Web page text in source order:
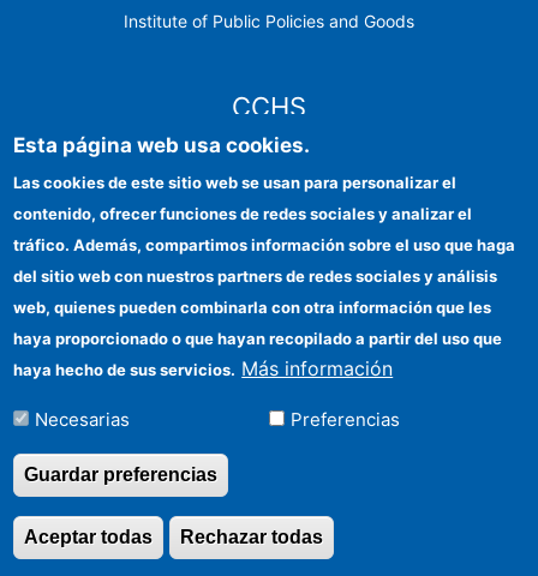
Institute of Public Policies and Goods
CCHS
Institutional identity
FEDER funds
Funding entities
Contact
©Copyright 2026 Todos los derechos reservados
Esta página web usa cookies.
Las cookies de este sitio web se usan para personalizar el
contenido, ofrecer funciones de redes sociales y analizar el
tráfico. Además, compartimos información sobre el uso que haga
del sitio web con nuestros partners de redes sociales y análisis
web, quienes pueden combinarla con otra información que les
haya proporcionado o que hayan recopilado a partir del uso que
haya hecho de sus servicios. Más información
Necesarias Preferencias
Guardar preferencias
Rechazar todas
Aceptar todas